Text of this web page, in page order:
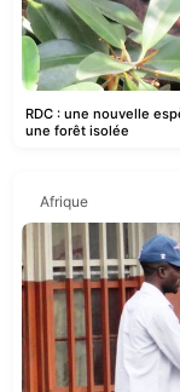
RDC : une nouvelle
une forêt isolée
Afrique